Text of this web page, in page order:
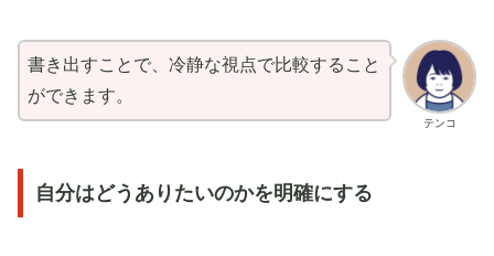
テンコ
書き出すことで、冷静な視点で比較すること
ができます。
自分はどうありたいのかを明確にする